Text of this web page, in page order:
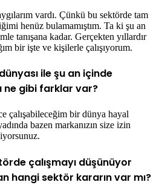
vardı. Çünkü bu sektörde tam
henüz bulamamıştım. Ta ki şu an
tanışana kadar. Gerçekten yıllardır
bir işte ve kişilerle çalışıyorum.
ile şu an içinde
ne gibi farklar var?
çalışabileceğim bir dünya hayal
bazen markanızın size izin
çalışmayı düşünüyor
hangi sektör kararın var mı?